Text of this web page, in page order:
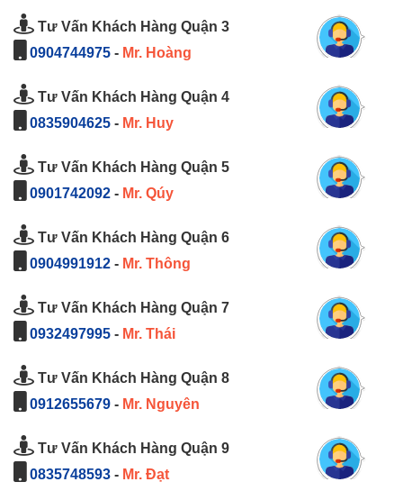
Tư Vấn Khách Hàng Quận 3
0904744975 - Mr. Hoàng
Tư Vấn Khách Hàng Quận 4
0835904625 - Mr. Huy
Tư Vấn Khách Hàng Quận 5
0901742092 - Mr. Qúy
Tư Vấn Khách Hàng Quận 6
0904991912 - Mr. Thông
Tư Vấn Khách Hàng Quận 7
0932497995 - Mr. Thái
Tư Vấn Khách Hàng Quận 8
0912655679 - Mr. Nguyên
Tư Vấn Khách Hàng Quận 9
0835748593 - Mr. Đạt